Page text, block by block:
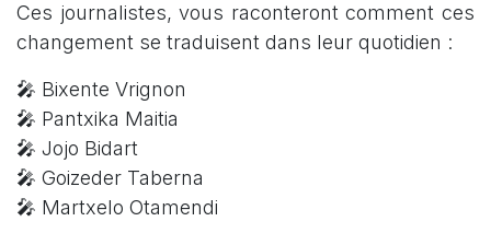
Ces journalistes, vous raconteront comment ces
changement se traduisent dans leur quotidien :
🎤 Bixente Vrignon
🎤 Pantxika Maitia
🎤 Jojo Bidart
🎤 Goizeder Taberna
🎤 Martxelo Otamendi